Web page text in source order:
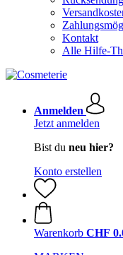
Kontakt
Alle Hilfe-
Anmelden
Jetzt anmelden
Bist du neu hier?
Konto erstellen
Warenkorb CHF